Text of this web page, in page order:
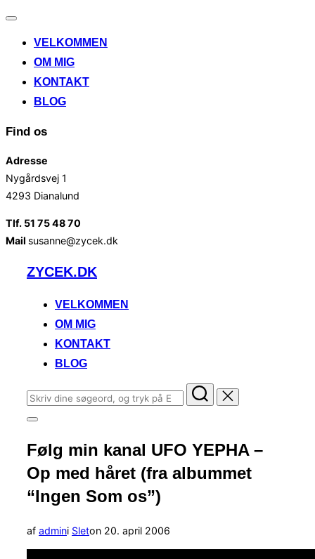
Slå
til/fraVELKOMMEN
OM MIG
KONTAKT
BLOG
Find os
Adresse
Nygårdsvej 1
4293 Dianalund
Tlf. 51 75 48 70
Mail susanne@zycek.dk
VidereZYCEK.DK
VELKOMMEN
OM MIG
KONTAKT
BLOG
Søg
efter:
Slå
i
sidekolonne
til/fra
Følg min kanal UFO YEPHA –
Op med håret (fra albummet
“Ingen Som os”)
af admini Sleton Udgivet
d.
20. april 2006